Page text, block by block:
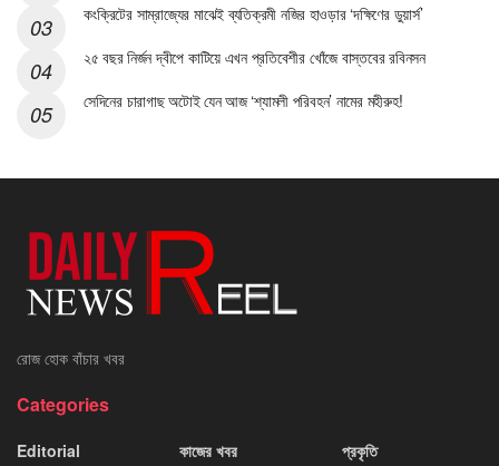
কংক্রিটের সাম্রাজ্যের মাঝেই ব্যতিক্রমী নজির হাওড়ার ‘দক্ষিণের ডুয়ার্স’
২৫ বছর নির্জন দ্বীপে কাটিয়ে এখন প্রতিবেশীর খোঁজে বাস্তবের রবিনসন
সেদিনের চারাগাছ অটোই যেন আজ ‘শ্যামলী পরিবহন’ নামের মহীরুহ!
রোজ হোক বাঁচার খবর
Categories
Editorial
কাজের খবর
প্রকৃতি